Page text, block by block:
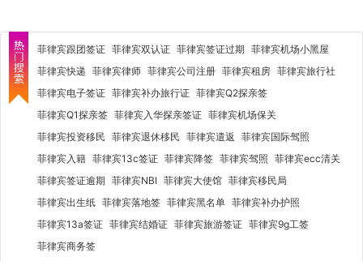
菲律宾跟团签证 菲律宾双认证 菲律宾签证过期 菲律宾机场小黑屋
菲律宾快递 菲律宾律师 菲律宾公司注册 菲律宾租房 菲律宾旅行社
菲律宾电子签证 菲律宾补办旅行证 菲律宾Q2探亲签
菲律宾Q1探亲签 菲律宾入华探亲签证 菲律宾机场保关
菲律宾投资移民 菲律宾退休移民 菲律宾遣返 菲律宾国际驾照
菲律宾入籍 菲律宾13c签证 菲律宾降签 菲律宾驾照 菲律宾ecc清关
菲律宾签证逾期 菲律宾NBI 菲律宾大使馆 菲律宾移民局
菲律宾出生纸 菲律宾落地签 菲律宾黑名单 菲律宾补办护照
菲律宾13a签证 菲律宾结婚证 菲律宾旅游签证 菲律宾9g工签
菲律宾商务签